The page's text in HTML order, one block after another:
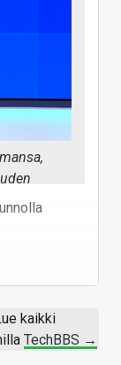
lupaa
kaikki
TechBBS →